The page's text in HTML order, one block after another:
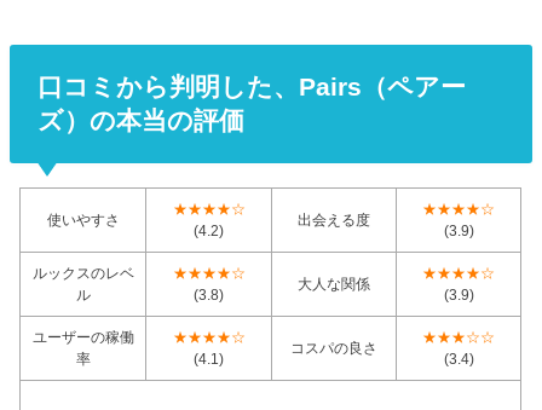
口コミから判明した、Pairs（ペアー
ズ）の本当の評価
使いやすさ
★★★★☆
(4.2)
出会える度
★★★★☆
(3.9)
ルックスのレベ
ル
★★★★☆
(3.8)
大人な関係
★★★★☆
(3.9)
ユーザーの稼働
率
★★★★☆
(4.1)
コスパの良さ
★★★☆☆
(3.4)